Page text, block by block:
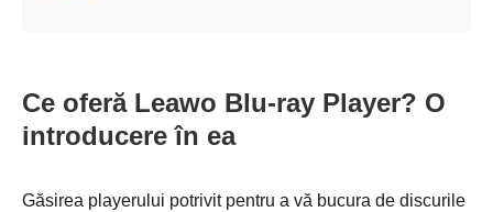
Ce oferă Leawo Blu-ray Player? O
introducere în ea
Găsirea playerului potrivit pentru a vă bucura de discurile